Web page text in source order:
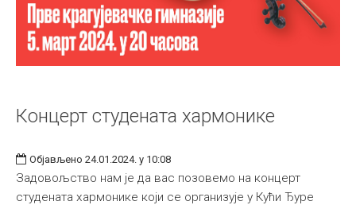
Концерт студената хармонике
Објављено 24.01.2024. у 10:08
Задовољство нам је да вас позовемо на концерт
студената хармонике који се организује у Кући Ђуре